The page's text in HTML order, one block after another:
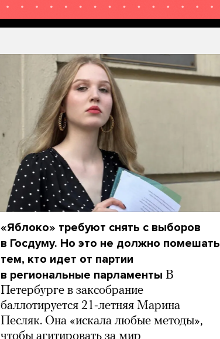
«Яблоко» требуют снять с выборов
в Госдуму. Но это не должно помешать
тем, кто идет от партии
в региональные парламенты В
Петербурге в заксобрание
баллотируется 21-летняя Марина
Песляк. Она «искала любые методы»,